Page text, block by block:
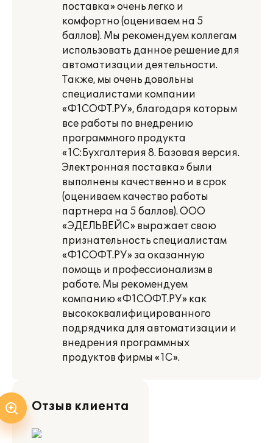
поставка» очень легко и
комфортно (оцениваем на 5
баллов). Мы рекомендуем коллегам
использовать данное решение для
автоматизации деятельности.
Также, мы очень довольны
специалистами компании
«Ф1СОФТ.РУ», благодаря которым
все работы по внедрению
программного продукта
«1С:Бухгалтерия 8. Базовая версия.
Электронная поставка» были
выполнены качественно и в срок
(оцениваем качество работы
партнера на 5 баллов). ООО
«ЭДЕЛЬВЕЙС» выражает свою
признательность специалистам
«Ф1СОФТ.РУ» за оказанную
помощь и профессионализм в
работе. Мы рекомендуем
компанию «Ф1СОФТ.РУ» как
высококвалифицированного
подрядчика для автоматизации и
внедрения программных
продуктов фирмы «1С».
Отзыв клиента